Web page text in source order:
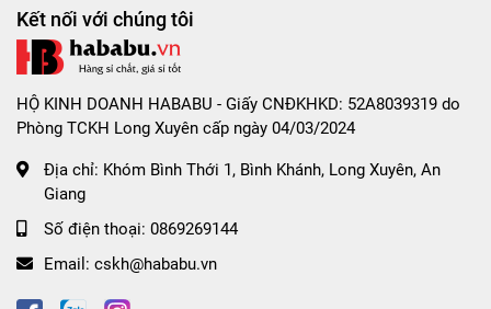
tăng sự thoải mái.
Bổ sung Hyaluronic Acid giúp tăng cảm giác mềm
Latex thiên nhiên có độ đàn hồi tốt và ôm sát vừa
Thiết kế hạt nổi mềm phù hợp với người muốn trải
nghiệm mới lạ hơn.
Kích thước phổ thông 52mm phù hợp với nhiều
người dùng.
Kết nối với chúng tôi
HỘ KINH DOANH HABABU - Giấy CNĐKHKD: 52A8039319 do
Phòng TCKH Long Xuyên cấp ngày 04/03/2024
Địa chỉ: Khóm Bình Thới 1, Bình Khánh, Long Xuyên, An
Giang
Số điện thoại: 0869269144
Email: cskh@hababu.vn